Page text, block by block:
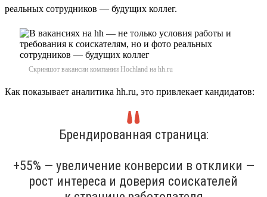
реальных сотрудников — будущих коллег.
Скриншот вакансии компании Hochland на hh.ru
Как показывает аналитика hh.ru, это привлекает кандидатов:
Брендированная страница:
+55% — увеличение конверсии в отклики —
рост интереса и доверия соискателей